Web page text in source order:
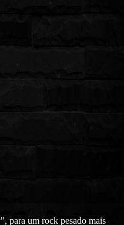
para um rock pesado mais